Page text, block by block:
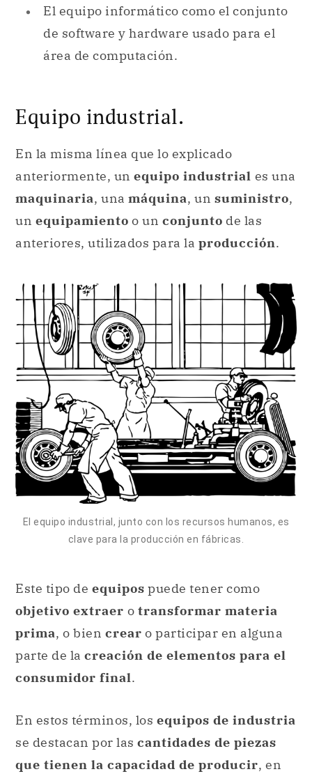
El equipo informático como el conjunto
de software y hardware usado para el
área de computación.
Equipo industrial.
En la misma línea que lo explicado
anteriormente, un equipo industrial es una
maquinaria, una máquina, un suministro,
un equipamiento o un conjunto de las
anteriores, utilizados para la producción.
El equipo industrial, junto con los recursos humanos, es
clave para la producción en fábricas.
Este tipo de equipos puede tener como
objetivo extraer o transformar materia
prima, o bien crear o participar en alguna
parte de la creación de elementos para el
consumidor final.
En estos términos, los equipos de industria
se destacan por las cantidades de piezas
que tienen la capacidad de producir, en